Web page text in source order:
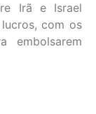
Irã e Israel
com os
embolsarem